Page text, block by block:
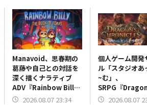
Manavoid、思春期の
葛藤や自己との対話を
深く描くナラティブ
ADV『Rainbow Billy:
The Book of Fears』
2026.08.07 23:34
個人ゲーム開発
ル「スタジオあ
~む」、
SRPG『
Chronicles ~~
2026.08.07